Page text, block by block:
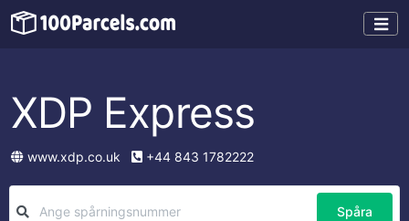
XDP Express
www.xdp.co.uk +44 843 1782222
Spåra